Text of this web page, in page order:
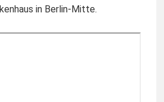
in Berlin-Mitte.